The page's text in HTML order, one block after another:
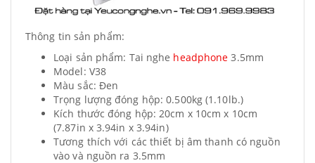
Thông tin sản phẩm:
Loại sản phẩm: Tai nghe headphone 3.5mm
Model: V38
Màu sắc: Đen
Trọng lượng đóng hộp:0.500kg (1.10lb.)
Kích thước đóng hộp: 20cm x 10cm x 10cm
(7.87in x 3.94in x 3.94in)
Tương thích với các thiết bị âm thanh có nguồn
vào và nguồn ra 3.5mm